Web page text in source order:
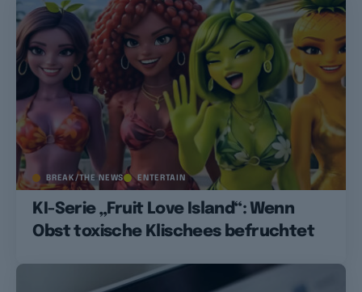
BREAK/THE NEWS ENTERTAIN
KI-Serie „Fruit Love Island“: Wenn
Obst toxische Klischees befruchtet